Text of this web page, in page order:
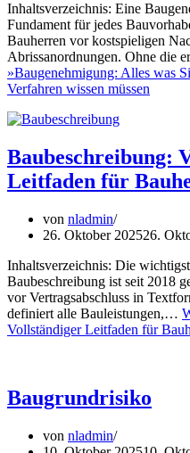
Inhaltsverzeichnis: Eine
Fundament für jedes
Bauherren vor kostspieligen
Abrissanordnungen. Ohne die
»Baugenehmigung: Alles was
Verfahren wissen müssen
Baubeschreibung:
Leitfaden für
von nladmin
26. Oktober 202526.
Inhaltsverzeichnis: Die
Baubeschreibung ist seit 2018
vor Vertragsabschluss in
definiert alle Bauleistungen,…
Vollständiger Leitfaden für
Baugrundrisiko
von nladmin